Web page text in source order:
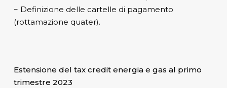
− Definizione delle cartelle di pagamento
(rottamazione quater).
Estensione del tax credit energia e gas al primo
trimestre 2023